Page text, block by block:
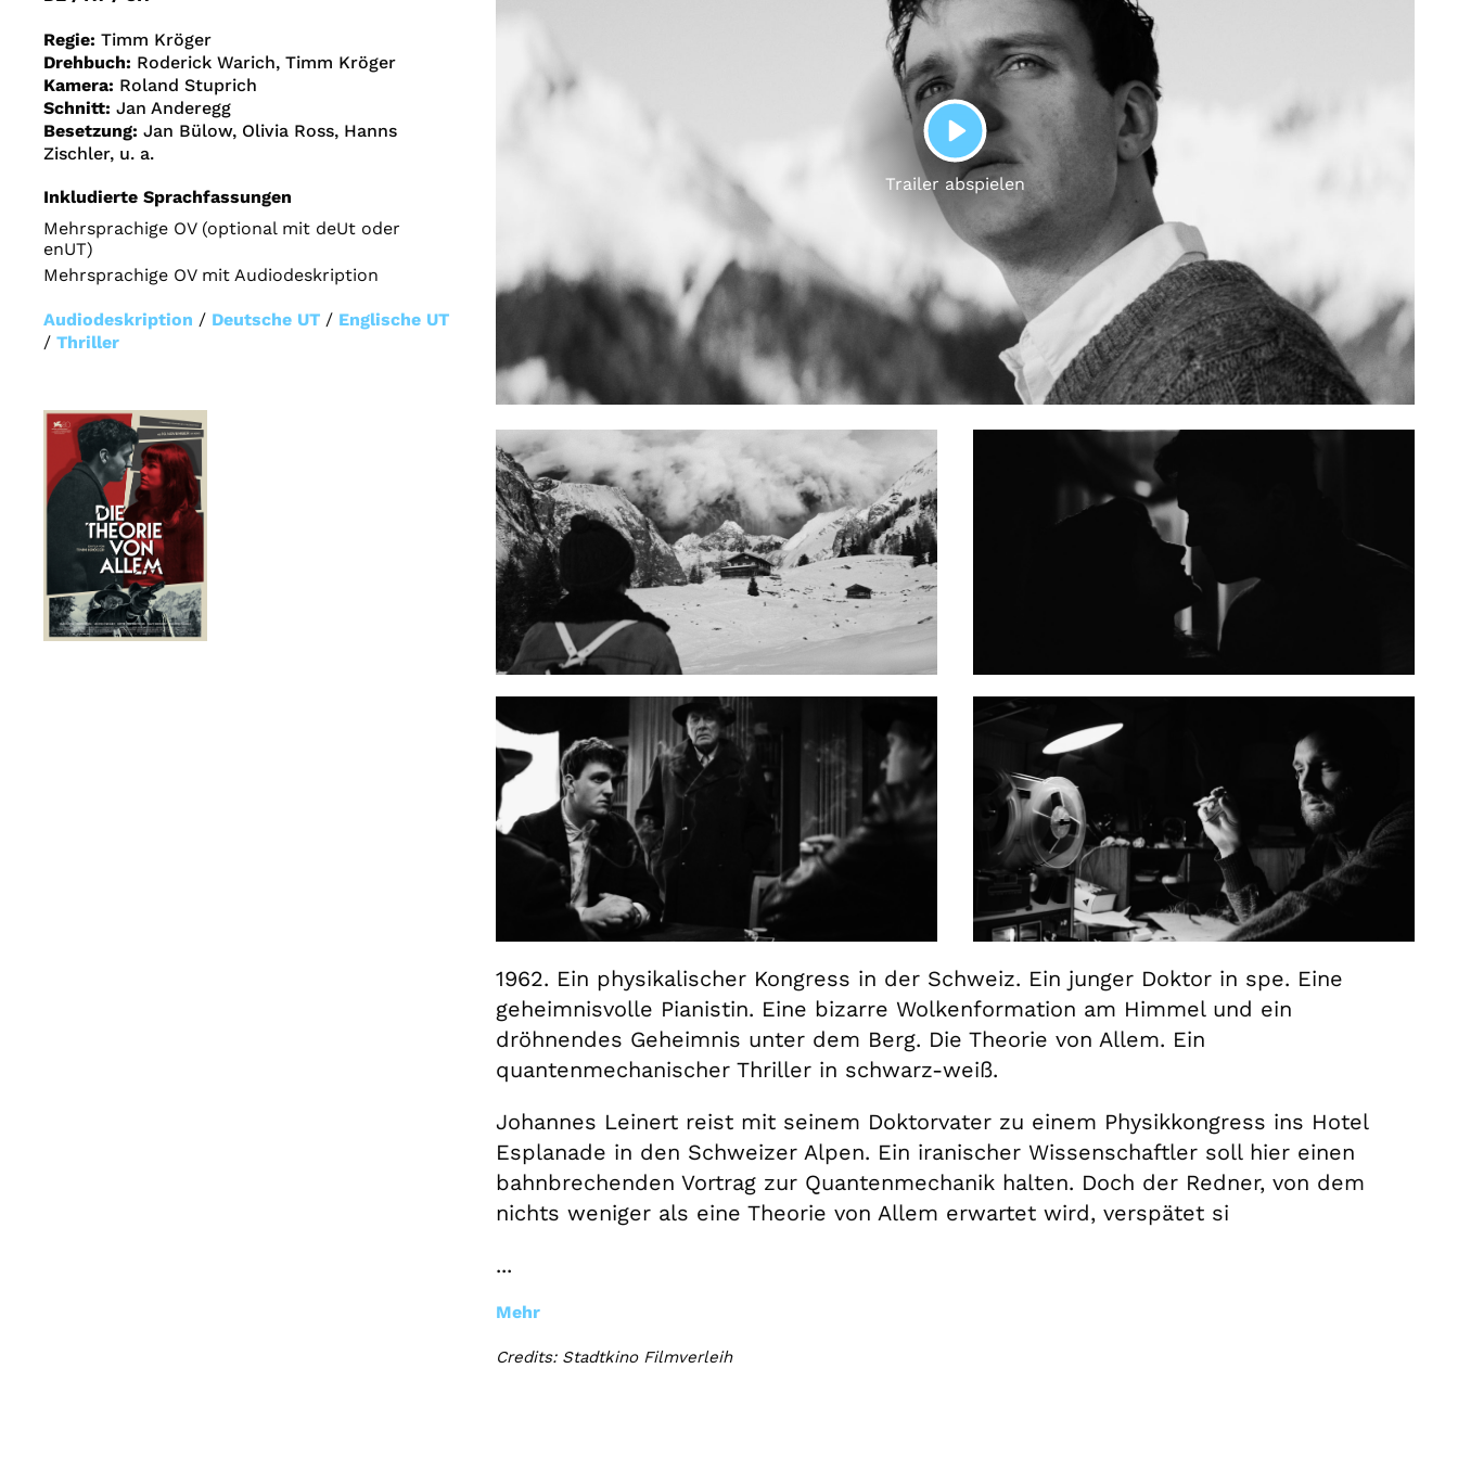
PLAY
Trailer abspielen
Regie: Timm Kröger
Drehbuch: Roderick Warich, Timm Kröger
Kamera: Roland Stuprich
Schnitt: Jan Anderegg
Besetzung: Jan Bülow, Olivia Ross, Hanns
Zischler, u. a.
Inkludierte Sprachfassungen
Mehrsprachige OV (optional mit deUt oder
enUT)
Mehrsprachige OV mit Audiodeskription
Audiodeskription / Deutsche UT / Englische UT
/ Thriller
1962. Ein physikalischer Kongress in der Schweiz. Ein junger Doktor in spe. Eine
geheimnisvolle Pianistin. Eine bizarre Wolkenformation am Himmel und ein
dröhnendes Geheimnis unter dem Berg. Die Theorie von Allem. Ein
quantenmechanischer Thriller in schwarz-weiß.
Johannes Leinert reist mit seinem Doktorvater zu einem Physikkongress ins Hotel
Esplanade in den Schweizer Alpen. Ein iranischer Wissenschaftler soll hier einen
bahnbrechenden Vortrag zur Quantenmechanik halten. Doch der Redner, von dem
nichts weniger als eine Theorie von Allem erwartet wird, verspätet si
...
Mehr
Credits: Stadtkino Filmverleih